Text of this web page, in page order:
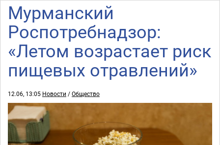
Мурманский
Роспотребнадзор:
«Летом возрастает риск
пищевых отравлений»
12.06, 13:05 Новости /Общество